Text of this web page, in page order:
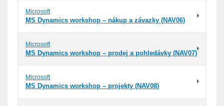
Microsoft
MS Dynamics workshop – nákup a závazky (NAV06)
Microsoft
MS Dynamics workshop – prodej a pohledávky (NAV07)
Microsoft
MS Dynamics workshop – projekty (NAV08)